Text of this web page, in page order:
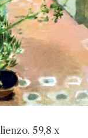
59,8 x